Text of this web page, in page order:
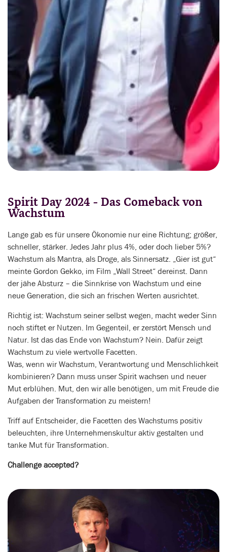
Spirit Day 2024 - Das Comeback von
Wachstum
Lange gab es für unsere Ökonomie nur eine Richtung; größer,
schneller, stärker. Jedes Jahr plus 4%, oder doch lieber 5%?
Wachstum als Mantra, als Droge, als Sinnersatz. „Gier ist gut“
meinte Gordon Gekko, im Film „Wall Street“ dereinst. Dann
der jähe Absturz – die Sinnkrise von Wachstum und eine
neue Generation, die sich an frischen Werten ausrichtet.
Richtig ist: Wachstum seiner selbst wegen, macht weder Sinn
noch stiftet er Nutzen. Im Gegenteil, er zerstört Mensch und
Natur. Ist das das Ende von Wachstum? Nein. Dafür zeigt
Wachstum zu viele wertvolle Facetten.
Was, wenn wir Wachstum, Verantwortung und Menschlichkeit
kombinieren? Dann muss unser Spirit wachsen und neuer
Mut erblühen. Mut, den wir alle benötigen, um mit Freude die
Aufgaben der Transformation zu meistern!
Triff auf Entscheider, die Facetten des Wachstums positiv
beleuchten, ihre Unternehmenskultur aktiv gestalten und
tanke Mut für Transformation.
Challenge accepted?